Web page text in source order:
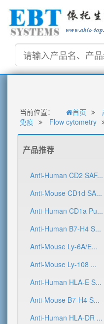
当前位置： 首页
免疫
Flow cytometry
产品推荐
Anti-Human CD2 SAF...
Anti-Mouse CD1d SA...
Anti-Human CD1a Pu...
Anti-Human B7-H4 S...
Anti-Mouse Ly-6A/E...
Anti-Mouse Ly-108 ...
Anti-Human HLA-E S...
Anti-Mouse B7-H4 S...
Anti-Human HLA-DR ...